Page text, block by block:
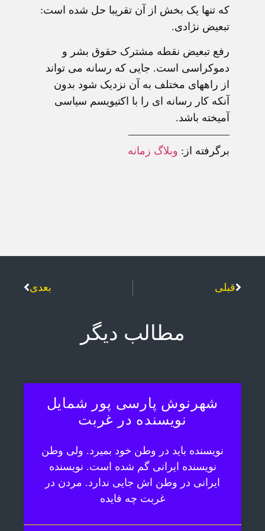
که تنها يک بخش از آن تقريبا حل شده است:
تبعيض نژادی.
رفع تبعيض نقطه مشترک حقوق بشر و
دموکراسی است. جايی که رسانه می تواند
از راههای مختلف به آن نزديک شود بدون
آنکه کار رسانه ای را با اکتيويسم سياسی
آميخته باشد.
—————————–
برگرفته از: وبلاگ زمانه
قبلی بعدی
مطالب دیگر
شهرنوش پارسی پور شمایل
نویسنده در غربت
نویسنده باید در وطن خود بمیرد. ولی وطن
نویسنده ایرانی گم شده است. نویسنده
ایرانی در وطن اش جایی ندارد. مردن در
غربت چه فایده